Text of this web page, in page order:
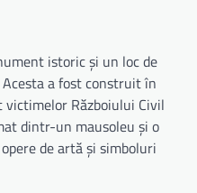
istoric și un loc de
a fost construit în
victimelor Războiului Civil
dintr-un mausoleu și o
de artă și simboluri